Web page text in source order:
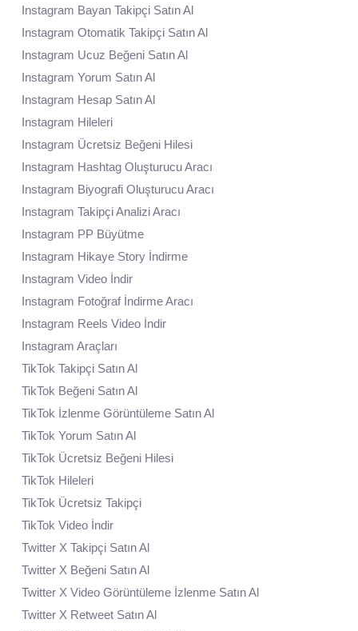
Instagram Bayan Takipçi Satın Al
Instagram Otomatik Takipçi Satın Al
Instagram Ucuz Beğeni Satın Al
Instagram Yorum Satın Al
Instagram Hesap Satın Al
Instagram Hileleri
Instagram Ücretsiz Beğeni Hilesi
Instagram Hashtag Oluşturucu Aracı
Instagram Biyografi Oluşturucu Aracı
Instagram Takipçi Analizi Aracı
Instagram PP Büyütme
Instagram Hikaye Story İndirme
Instagram Video İndir
Instagram Fotoğraf İndirme Aracı
Instagram Reels Video İndir
Instagram Araçları
TikTok Takipçi Satın Al
TikTok Beğeni Satın Al
TikTok İzlenme Görüntüleme Satın Al
TikTok Yorum Satın Al
TikTok Ücretsiz Beğeni Hilesi
TikTok Hileleri
TikTok Ücretsiz Takipçi
TikTok Video İndir
Twitter X Takipçi Satın Al
Twitter X Beğeni Satın Al
Twitter X Video Görüntüleme İzlenme Satın Al
Twitter X Retweet Satın Al